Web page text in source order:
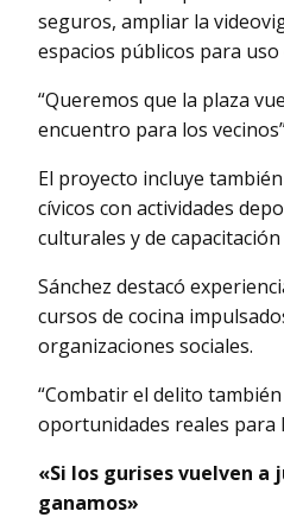
seguros, ampliar la
espacios públicos para
“Queremos que la plaza
encuentro para los
El proyecto incluye
cívicos con actividades
culturales y de
Sánchez destacó
cursos de cocina
organizaciones sociales.
“Combatir el delito
oportunidades reales para
«Si los gurises vuelven a
ganamos»